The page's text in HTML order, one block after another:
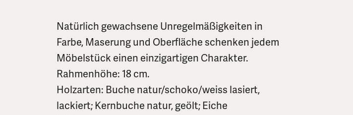
Natürlich gewachsene Unregelmäßigkeiten in
Farbe, Maserung und Oberfläche schenken jedem
Möbelstück einen einzigartigen Charakter.
Rahmenhöhe: 18 cm.
Holzarten: Buche natur/schoko/weiss lasiert,
lackiert; Kernbuche natur, geölt; Eiche